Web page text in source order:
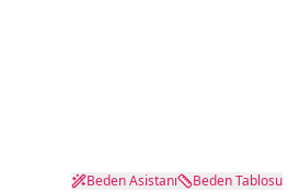
Beden Asistanı Beden Tablosu